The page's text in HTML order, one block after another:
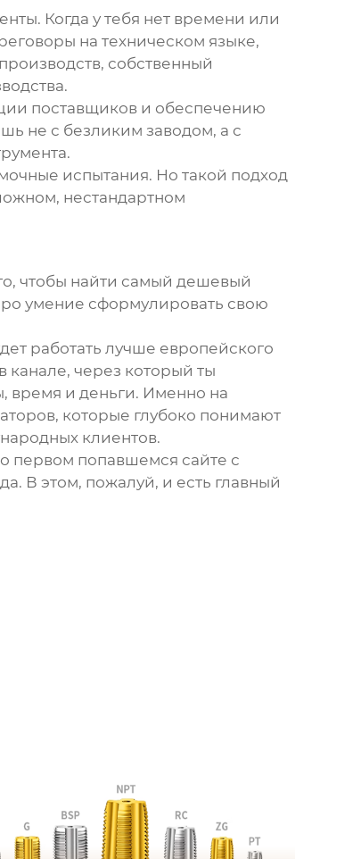
. Когда у тебя нет времени или
на техническом языке,
собственный
поставщиков и обеспечению
не с безликим заводом, а с
испытания. Но такой подход
нестандартном
чтобы найти самый дешевый
умение сформулировать свою
работать лучше европейского
канале, через который ты
время и деньги. Именно на
которые глубоко понимают
клиентов.
первом попавшемся сайте с
В этом, пожалуй, и есть главный